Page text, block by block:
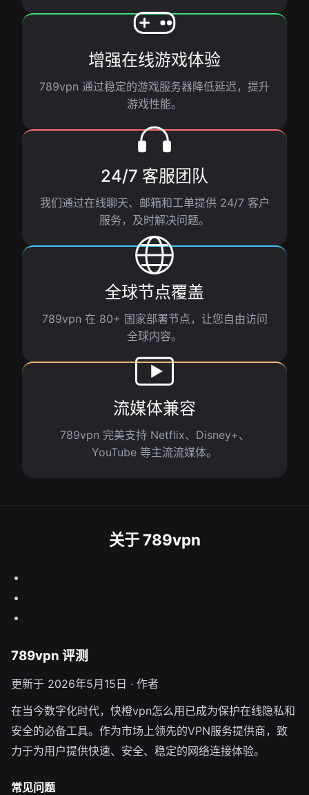
增强在线游戏体验
789vpn 通过稳定的游戏服务器降低延迟，提升
游戏性能。
24/7 客服团队
我们通过在线聊天、邮箱和工单提供 24/7 客户
服务，及时解决问题。
全球节点覆盖
789vpn 在 80+ 国家部署节点，让您自由访问
全球内容。
流媒体兼容
789vpn 完美支持 Netflix、Disney+、
YouTube 等主流流媒体。
关于 789vpn
789vpn 评测
更新于 2026年5月15日 · 作者
在当今数字化时代，快橙vpn怎么用已成为保护在线隐私和
安全的必备工具。作为市场上领先的VPN服务提供商，致
力于为用户提供快速、安全、稳定的网络连接体验。
常见问题